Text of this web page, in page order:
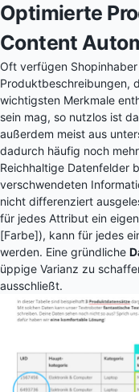
Optimierte
Content
Oft verfügen
Produktbeschreibungen,
wichtigsten Merkmale
sein mag, so nutzlos ist
außerdem meist aus
dadurch häufig noch
Reichhaltige Datenfelder
verschwendeten
nicht differenziert
für jedes Attribut ein
[Farbe]), kann für jedes
werden. Eine gründliche
üppige Varianz zu
ausschließt.